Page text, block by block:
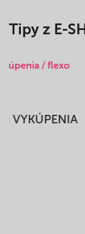
Tipy z E-
VYKÚPENIA